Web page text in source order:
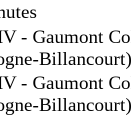
- Gaumont
- Gaumont